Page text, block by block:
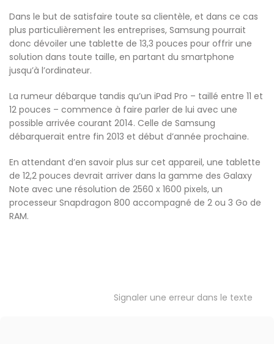
Dans le but de satisfaire toute sa clientèle, et dans ce cas
plus particulièrement les entreprises, Samsung pourrait
donc dévoiler une tablette de 13,3 pouces pour offrir une
solution dans toute taille, en partant du smartphone
jusqu’à l’ordinateur.
La rumeur débarque tandis qu’un iPad Pro – taillé entre 11 et
12 pouces – commence à faire parler de lui avec une
possible arrivée courant 2014. Celle de Samsung
débarquerait entre fin 2013 et début d’année prochaine.
En attendant d’en savoir plus sur cet appareil, une tablette
de 12,2 pouces devrait arriver dans la gamme des Galaxy
Note avec une résolution de 2560 x 1600 pixels, un
processeur Snapdragon 800 accompagné de 2 ou 3 Go de
RAM.
Signaler une erreur dans le texte